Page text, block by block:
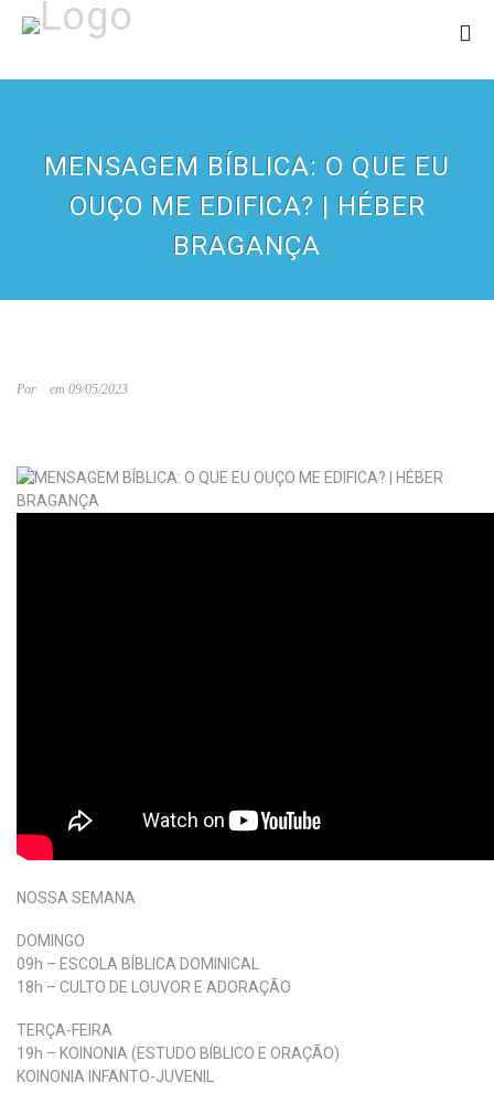
MENSAGEM BÍBLICA: O QUE EU
OUÇO ME EDIFICA? | HÉBER
BRAGANÇA
Por em 09/05/2023
NOSSA SEMANA
DOMINGO
09h – ESCOLA BÍBLICA DOMINICAL
18h – CULTO DE LOUVOR E ADORAÇÃO
TERÇA-FEIRA
19h – KOINONIA (ESTUDO BÍBLICO E ORAÇÃO)
KOINONIA INFANTO-JUVENIL